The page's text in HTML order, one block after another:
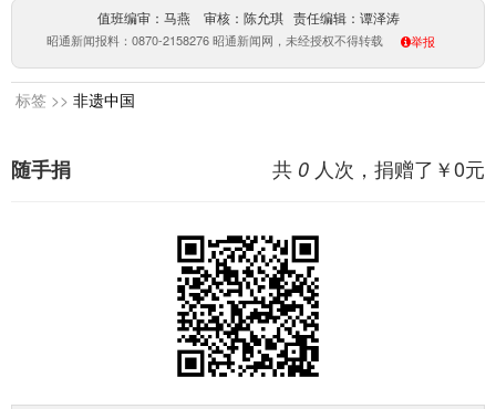
值班编审：马燕 审核：陈允琪 责任编辑：谭泽涛
昭通新闻报料：0870-2158276 昭通新闻网，未经授权不得转载 举报
标签 >> 非遗中国
共 0 人次，捐赠了￥0元
随手捐